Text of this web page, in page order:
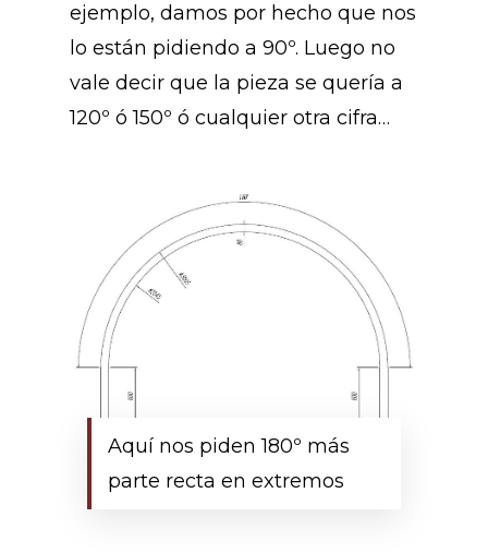
ejemplo, damos por hecho que nos
lo están pidiendo a 90º. Luego no
vale decir que la pieza se quería a
120º ó 150º ó cualquier otra cifra…
Aquí nos piden 180º más
parte recta en extremos